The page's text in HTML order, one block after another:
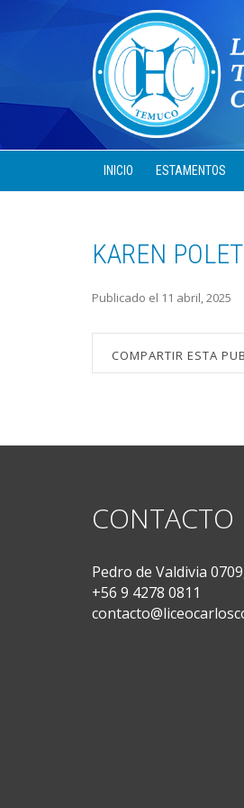
INICIO ESTAMENTOS
KAREN
Publicado el 11 abril, 2025
COMPARTIR ESTA
CONTACTO
Pedro de Valdivia
+56 9 4278 0811